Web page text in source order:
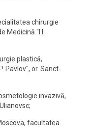
chirurgie
"I.I.
plastică,
Pavlov", or. Sanct-
invazivă,
facultatea